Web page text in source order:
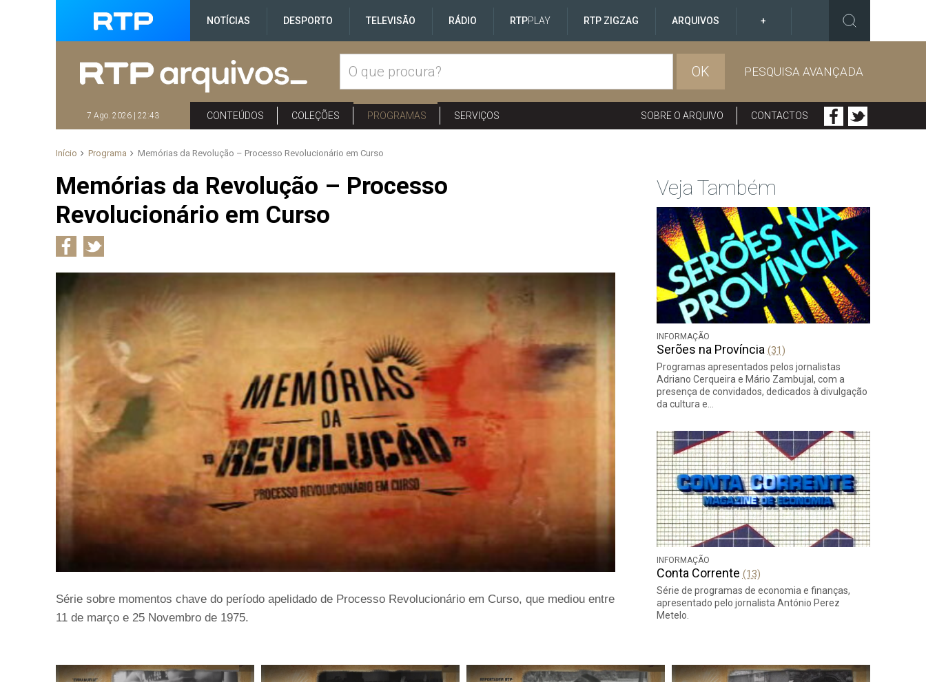
NOTÍCIAS DESPORTO TELEVISÃO RÁDIO RTPPLAY RTP ZIGZAG ARQUIVOS +
OK PESQUISA AVANÇADA
7 Ago. 2026 | 22:43 CONTEÚDOS COLEÇÕES PROGRAMAS SERVIÇOS SOBRE O ARQUIVO CONTACTOS
Início Programa Memórias da Revolução – Processo Revolucionário em Curso
Memórias da Revolução – Processo
Revolucionário em Curso
Série sobre momentos chave do período apelidado de Processo Revolucionário em Curso, que mediou entre
11 de março e 25 Novembro de 1975.
Veja Também
INFORMAÇÃO
Serões na Província (31)
Programas apresentados pelos jornalistas
Adriano Cerqueira e Mário Zambujal, com a
presença de convidados, dedicados à divulgação
da cultura e…
INFORMAÇÃO
Conta Corrente (13)
Série de programas de economia e finanças,
apresentado pelo jornalista António Perez
Metelo.